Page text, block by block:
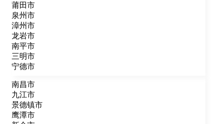
莆田市
泉州市
漳州市
龙岩市
南平市
三明市
宁德市
南昌市
九江市
景德镇市
鹰潭市